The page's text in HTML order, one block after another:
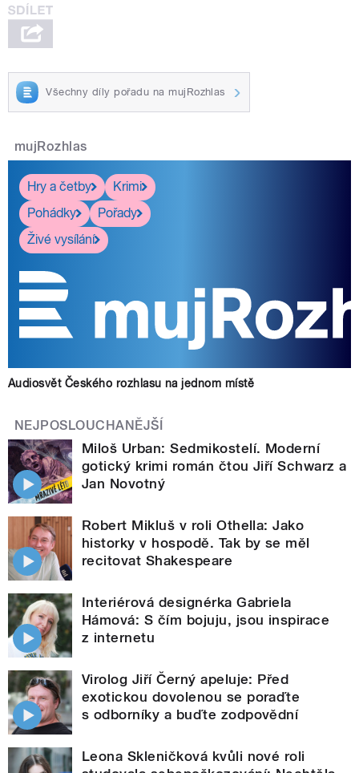
Všechny díly pořadu na mujRozhlas
mujRozhlas
Hry a četby
Krimi
Pohádky
Pořady
Živé vysílání
Audiosvět Českého rozhlasu na jednom místě
NEJPOSLOUCHANĚJŠÍ
Miloš Urban: Sedmikostelí. Moderní
gotický krimi román čtou Jiří Schwarz a
Jan Novotný
Robert Mikluš v roli Othella: Jako
historky v hospodě. Tak by se měl
recitovat Shakespeare
Interiérová designérka Gabriela
Hámová: S čím bojuju, jsou inspirace
z internetu
Virolog Jiří Černý apeluje: Před
exotickou dovolenou se poraďte
s odborníky a buďte zodpovědní
Leona Skleničková kvůli nové roli